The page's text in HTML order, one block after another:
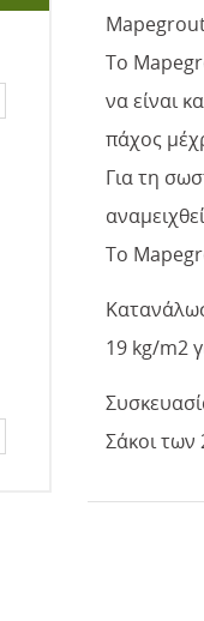
Το
να είναι
πάχος
Για τη
Το
19 kg/m2
Σάκοι των